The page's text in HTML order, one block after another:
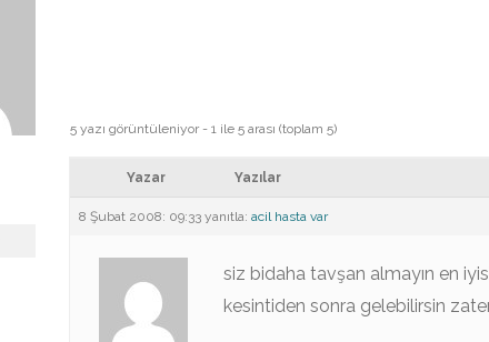
5 yazı görüntüleniyor - 1 ile 5 arası (toplam 5)
Yazar Yazılar
8 Şubat 2008: 09:33 yanıtla: acil hasta var
siz bidaha tavşan almayın en
kesintiden sonra gelebilirsin